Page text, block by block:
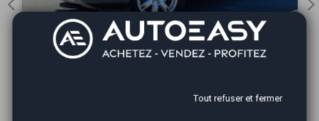
Land-Rover Range Rover Evoque PRESTIGE...
2013-170500km
Tout refuser et fermer